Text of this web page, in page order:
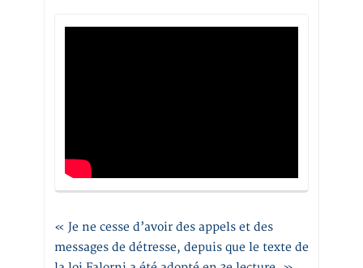
« Je ne cesse d’avoir des appels et des
messages de détresse, depuis que le texte de